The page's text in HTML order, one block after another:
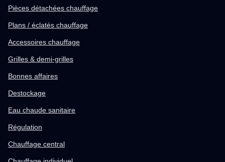
Pièces détachées chauffage
Plans / éclatés chauffage
Accessoires chauffage
Grilles & demi-grilles
Bonnes affaires
Destockage
Eau chaude sanitaire
Régulation
Chauffage central